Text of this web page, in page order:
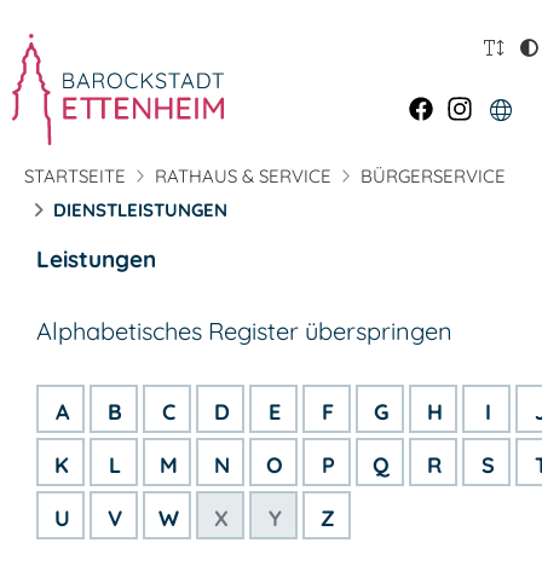
STARTSEITE RATHAUS & SERVICE
BÜRGERSERVICE
DIENSTLEISTUNGEN
Leistungen
Alphabetisches Register überspringen
A B C D E F G H I
K
L M N O P Q R S
U
V W X Y Z